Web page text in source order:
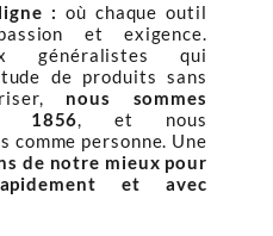
: où chaque outil
et exigence.
généralistes qui
de produits sans
nous sommes
1856, et nous
comme personne. Une
de notre mieux pour
et avec